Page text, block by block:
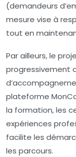
(demandeurs
mesure vise à
tout en
Par ailleurs, le
progressivement
plateforme
la formation, les
expériences
facilite les
les parcours.